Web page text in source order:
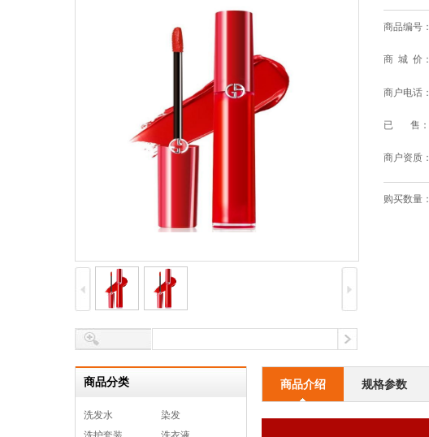
商品编号：
商 城 价：
商户电话：
已 售：
商户资质：
购买数量：
商品分类
洗发水
染发
商品介绍 规格参数